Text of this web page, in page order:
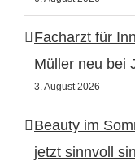
Facharzt für
Müller neu bei
3. August 2026
Beauty im
jetzt sinnvoll